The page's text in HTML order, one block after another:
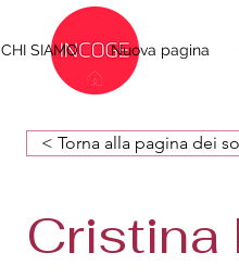
CHI SIAMO Nuova pagina
< Torna alla pagina dei
Cristina